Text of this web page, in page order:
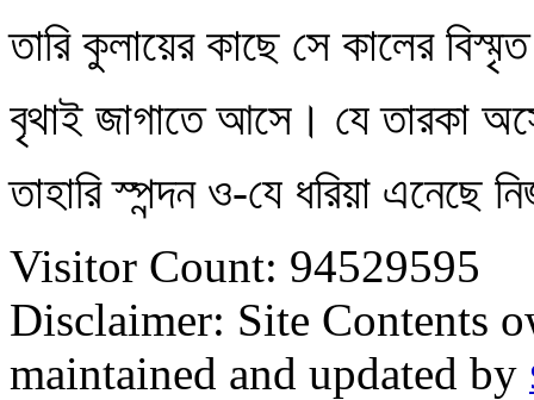
তারি কুলায়ের কাছে সে কালের
বৃথাই জাগাতে আসে। যে তারকা
তাহারি স্পন্দন ও-যে ধরিয়া এনেছে
Visitor Count: 94529595
Disclaimer: Site Contents
maintained and updated by